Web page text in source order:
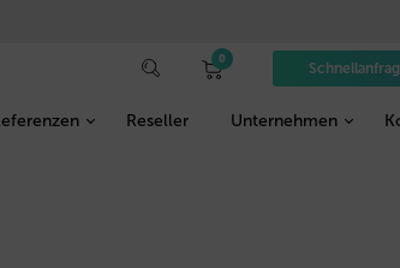
0
Reseller Unternehmen